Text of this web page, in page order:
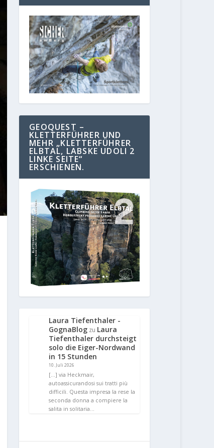
GEOQUEST –
KLETTERFÜHRER UND
MEHR „KLETTERFÜHRER
ELBTAL, LABSKE UDOLI 2
LINKE SEITE“
ERSCHIENEN.
Laura Tiefenthaler -
GognaBlog zu Laura
Tiefenthaler durchsteigt
solo die Eiger-Nordwand
in 15 Stunden
10. Juli 2026
[…] via Heckmair,
autoassicurandosi sui tratti più
difficili. Questa impresa la rese la
seconda donna a compiere la
salita in solitaria…